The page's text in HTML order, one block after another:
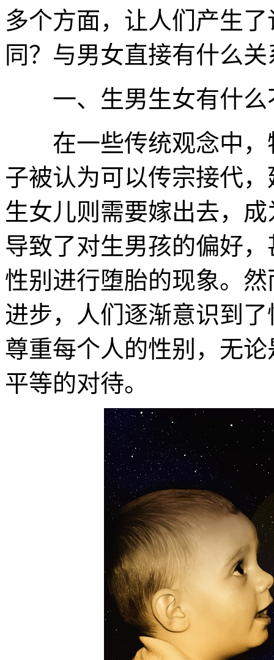
多个方面，让人们产生
同？与男女直接有什么
一、生男生女有什么
在一些传统观念中，
子被认为可以传宗接代
生女儿则需要嫁出去，
导致了对生男孩的偏好
性别进行堕胎的现象。
进步，人们逐渐意识到
尊重每个人的性别，无
平等的对待。